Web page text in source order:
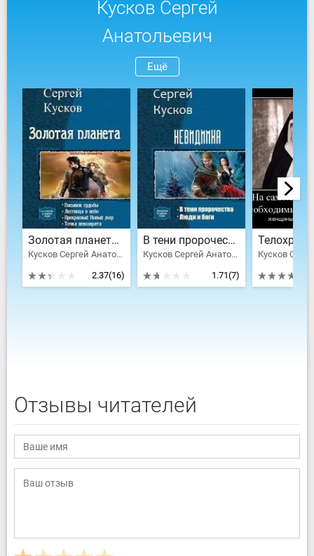
Кусков Сергей
Анатольевич
Ещё
Золотая планета. Тетралогия
Кусков Сергей Анатольевич
2.37(16)
В тени пророчества. Дилогия
Кусков Сергей Анатольевич
1.71(7)
Отзывы читателей